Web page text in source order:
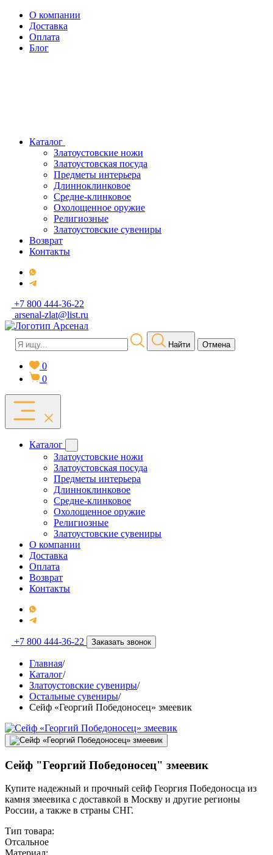
О компании
Доставка
Оплата
Блог
Каталог
Златоустовские ножи
Златоустовская посуда
Предметы интерьера
Длинноклинковое
Средне-клинковое
Охолощенное оружие
Религиозные
Златоустовские сувениры
Возврат
Контакты
+7 800 444-36-22
arsenal-zlat@list.ru
Найти Отмена
0
0
Каталог
Златоустовские ножи
Златоустовская посуда
Предметы интерьера
Длинноклинковое
Средне-клинковое
Охолощенное оружие
Религиозные
Златоустовские сувениры
О компании
Доставка
Оплата
Возврат
Контакты
+7 800 444-36-22 Заказать звонок
Главная/
Каталог/
Златоустовские сувениры/
Остальные сувениры/
Сейф «Георгий Победоносец» змеевик
Сейф "Георгий Победоносец" змеевик
Купите надежный и прочный сейф Георгия Победоносца из
камня змеевика с доставкой в Москву и другие регионы
России, а также в страны СНГ.
Тип товара:
Отсальное